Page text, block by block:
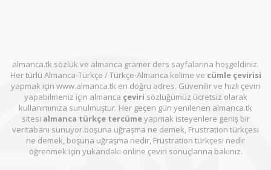
almanca.tk sözlük ve almanca gramer ders sayfalarına hoşgeldiniz.
Her türlü Almanca-Türkçe / Türkçe-Almanca kelime ve cümle çevirisi
yapmak için www.almanca.tk en doğru adres. Güvenilir ve hızlı çeviri
yapabilmeniz için almanca çeviri sözlüğümüz ücretsiz olarak
kullanımınıza sunulmuştur. Her geçen gün yenilenen almanca.tk
sitesi almanca türkçe tercümeyapmak isteyenlere geniş bir
veritabanı sunuyor.boşuna uğraşma ne demek, Frustration türkçesi
ne demek, boşuna uğraşma nedir, Frustration türkçesi nedir
öğrenmek için yukarıdaki online çeviri sonuçlarına bakınız.